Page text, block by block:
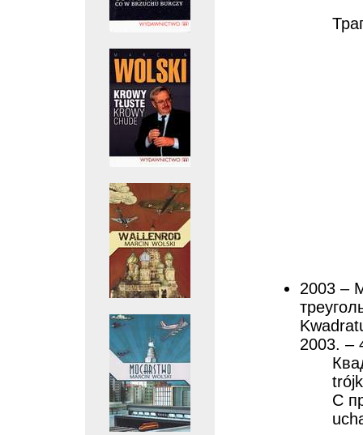
2003 –
2003. –
С